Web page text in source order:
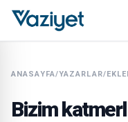
ANASAYFA/YAZARLAR/
Bizim